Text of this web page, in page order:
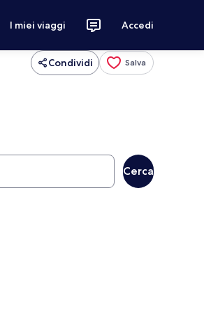
I miei viaggi Accedi
Condividi Salva
Cerca